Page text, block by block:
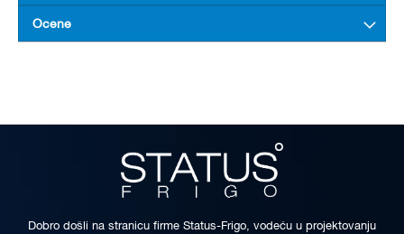
Ocene
Dobro došli na stranicu firme Status-Frigo, vodeću u projektovanju